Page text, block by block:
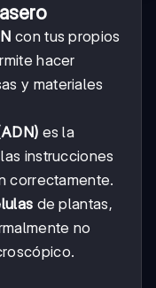
con tus propios
hacer
y materiales
es la
instrucciones
correctamente.
de plantas,
no